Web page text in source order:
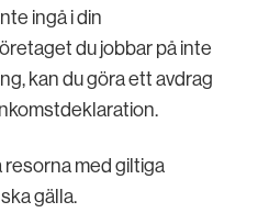
ingå i din
du jobbar på inte
kan du göra ett avdrag
resorna med giltiga
gälla.